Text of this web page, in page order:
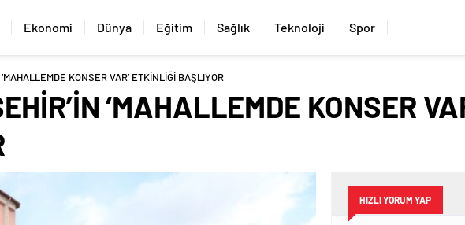
Ekonomi Dünya Eğitim Sağlık Teknoloji Spor
KONSER VAR’ ETKİNLİĞİ BAŞLIYOR
‘MAHALLEMDE KONSER
HIZLI YORUM YAP